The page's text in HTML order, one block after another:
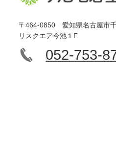
〒464-0850 愛知県名古屋市
リスクエア今池１F
052-753-